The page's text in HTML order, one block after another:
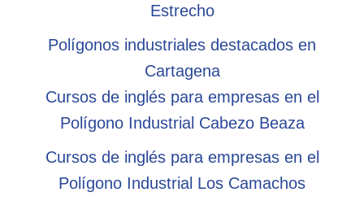
Estrecho
Polígonos industriales destacados en
Cartagena
Cursos de inglés para empresas en el
Polígono Industrial Cabezo Beaza
Cursos de inglés para empresas en el
Polígono Industrial Los Camachos